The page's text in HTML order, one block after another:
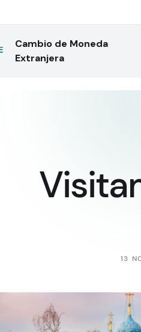
Cambio de Moneda
Extranjera
13